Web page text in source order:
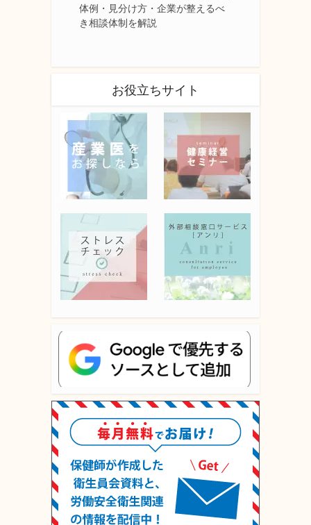
体例・見分け方・企業が整えるべ
き相談体制を解説
お役立ちサイト